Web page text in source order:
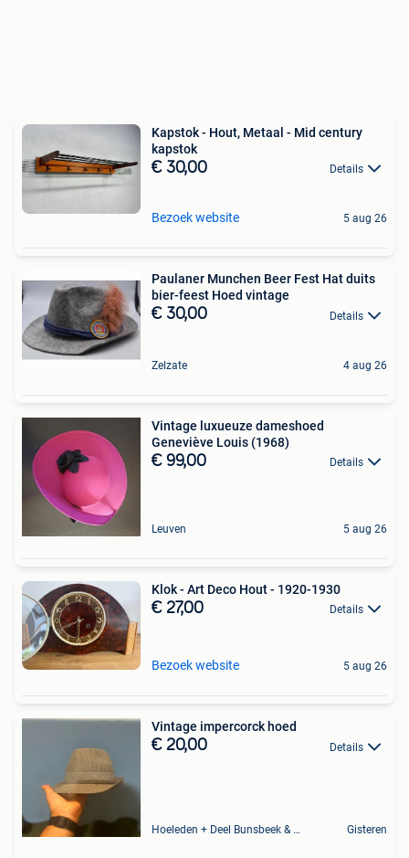
Kapstok - Hout, Metaal - Mid century
kapstok
€ 30,00 Details
Bezoek website 5 aug 26
Paulaner Munchen Beer Fest Hat duits
bier-feest Hoed vintage
€ 30,00 Details
Zelzate 4 aug 26
Vintage luxueuze dameshoed
Geneviève Louis (1968)
€ 99,00 Details
Leuven 5 aug 26
Klok - Art Deco Hout - 1920-1930
€ 27,00 Details
Bezoek website 5 aug 26
Vintage impercorck hoed
€ 20,00 Details
Hoeleden + Deel Bunsbeek & Sint-Magriete-Houtem Gisteren